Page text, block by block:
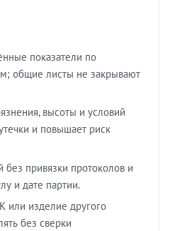
показатели по
общие листы не закрывают
высоты и условий
и повышает риск
привязки протоколов и
и дате партии.
изделие другого
без сверки